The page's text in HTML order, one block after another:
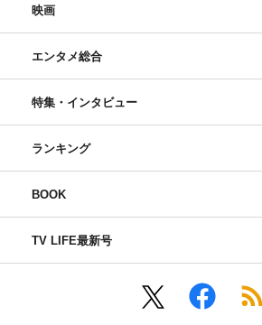
映画
エンタメ総合
特集・インタビュー
ランキング
BOOK
TV LIFE最新号